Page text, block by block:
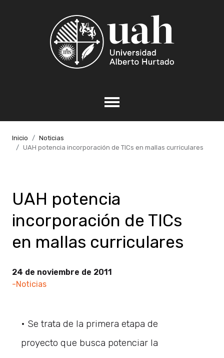
Inicio
Noticias
UAH potencia incorporación de TICs en mallas curriculares
UAH potencia
incorporación de TICs
en mallas curriculares
24 de noviembre de 2011
-Noticias
• Se trata de la primera etapa de
proyecto que busca potenciar la